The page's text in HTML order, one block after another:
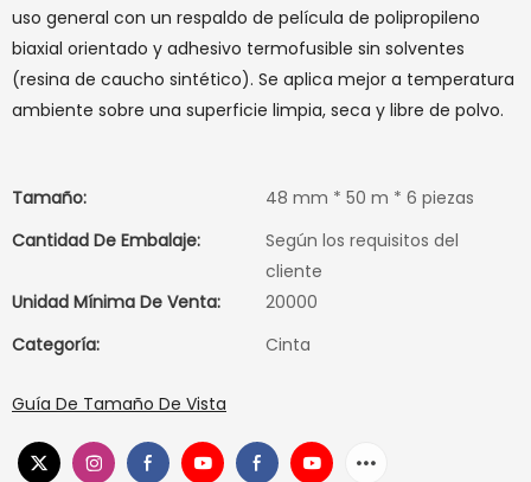
uso general con un respaldo de película de polipropileno
biaxial orientado y adhesivo termofusible sin solventes
(resina de caucho sintético). Se aplica mejor a temperatura
ambiente sobre una superficie limpia, seca y libre de polvo.
Tamaño:
48 mm * 50 m * 6 piezas
Cantidad De Embalaje:
Según los requisitos del
cliente
Unidad Mínima De Venta:
20000
Categoría:
Cinta
Guía De Tamaño De Vista